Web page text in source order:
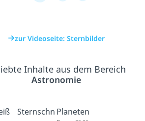
zur Videoseite: Sternbilder
Inhalte aus dem Bereich
Astronomie
Sternschn Planeten